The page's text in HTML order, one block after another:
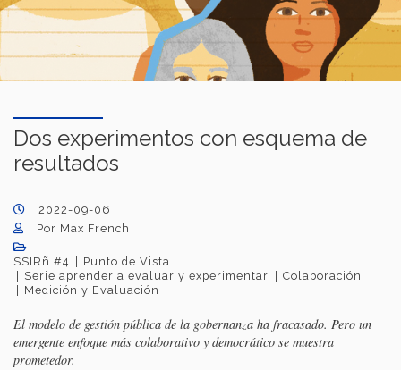
Dos experimentos con esquema de
resultados
2022-09-06
Por Max French
SSIRñ #4
Punto de Vista
Serie aprender a evaluar y experimentar
Colaboración
Medición y Evaluación
El modelo de gestión pública de la gobernanza ha fracasado. Pero un
emergente enfoque más colaborativo y democrático se muestra
prometedor.